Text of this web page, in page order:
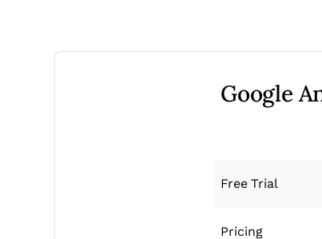
Google
Free Trial
Pricing